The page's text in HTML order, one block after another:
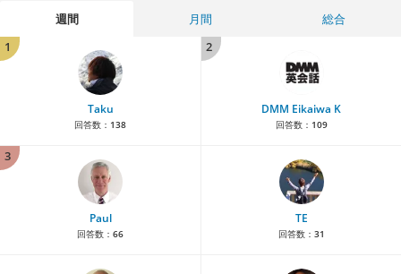
週間 月間
総合
1
Taku
回答数： 138
2
DMM Eikaiwa K
回答数： 109
3
Paul
回答数： 66
TE
回答数： 31